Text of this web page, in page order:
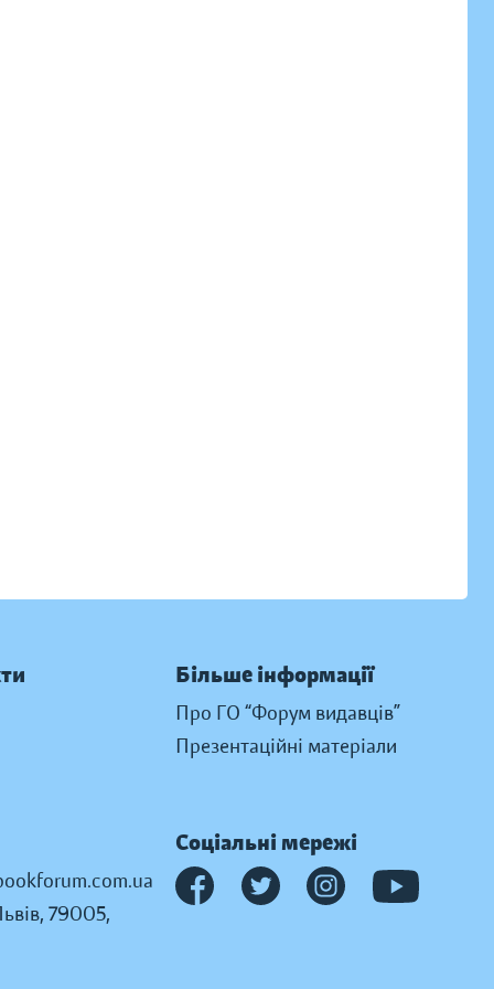
Більше інформації
Про ГО “Форум видавців”
Презентаційні матеріали
79005,
Соціальні мережі